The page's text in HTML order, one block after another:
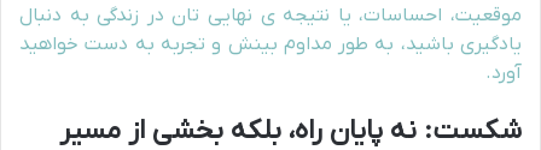
موقعیت، احساسات، یا نتیجه ی نهایی تان در زندگی به دنبال
یادگیری باشید، به طور مداوم بینش و تجربه به دست خواهید
آورد.
شکست: نه پایان راه، بلکه بخشی از مسیر